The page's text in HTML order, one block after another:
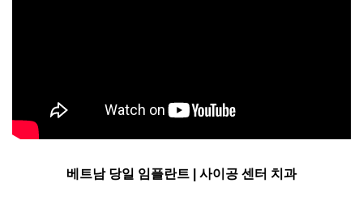
베트남 당일 임플란트 | 사이공 센터 치과